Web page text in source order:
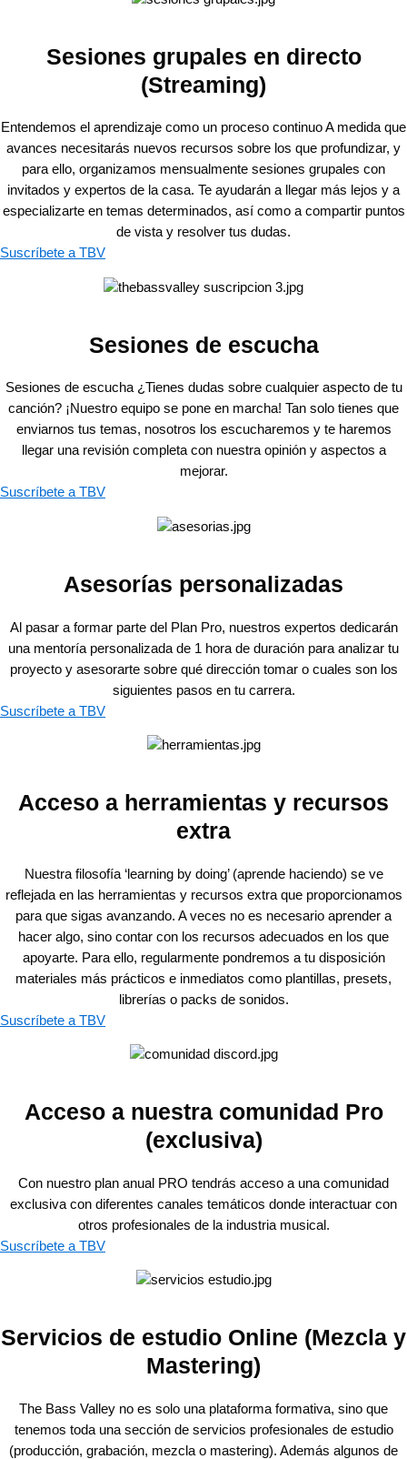
Sesiones grupales en directo
(Streaming)
Entendemos el aprendizaje como un proceso continuo A medida que
avances necesitarás nuevos recursos sobre los que profundizar, y
para ello, organizamos mensualmente sesiones grupales con
invitados y expertos de la casa. Te ayudarán a llegar más lejos y a
especializarte en temas determinados, así como a compartir puntos
de vista y resolver tus dudas.
Suscríbete a TBV
Sesiones de escucha
Sesiones de escucha ¿Tienes dudas sobre cualquier aspecto de tu
canción? ¡Nuestro equipo se pone en marcha! Tan solo tienes que
enviarnos tus temas, nosotros los escucharemos y te haremos
llegar una revisión completa con nuestra opinión y aspectos a
mejorar.
Suscríbete a TBV
Asesorías personalizadas
Al pasar a formar parte del Plan Pro, nuestros expertos dedicarán
una mentoría personalizada de 1 hora de duración para analizar tu
proyecto y asesorarte sobre qué dirección tomar o cuales son los
siguientes pasos en tu carrera.
Suscríbete a TBV
Acceso a herramientas y recursos
extra
Nuestra filosofía ‘learning by doing’ (aprende haciendo) se ve
reflejada en las herramientas y recursos extra que proporcionamos
para que sigas avanzando. A veces no es necesario aprender a
hacer algo, sino contar con los recursos adecuados en los que
apoyarte. Para ello, regularmente pondremos a tu disposición
materiales más prácticos e inmediatos como plantillas, presets,
librerías o packs de sonidos.
Suscríbete a TBV
Acceso a nuestra comunidad Pro
(exclusiva)
Con nuestro plan anual PRO tendrás acceso a una comunidad
exclusiva con diferentes canales temáticos donde interactuar con
otros profesionales de la industria musical.
Suscríbete a TBV
Servicios de estudio Online (Mezcla y
Mastering)
The Bass Valley no es solo una plataforma formativa, sino que
tenemos toda una sección de servicios profesionales de estudio
(producción, grabación, mezcla o mastering). Además algunos de